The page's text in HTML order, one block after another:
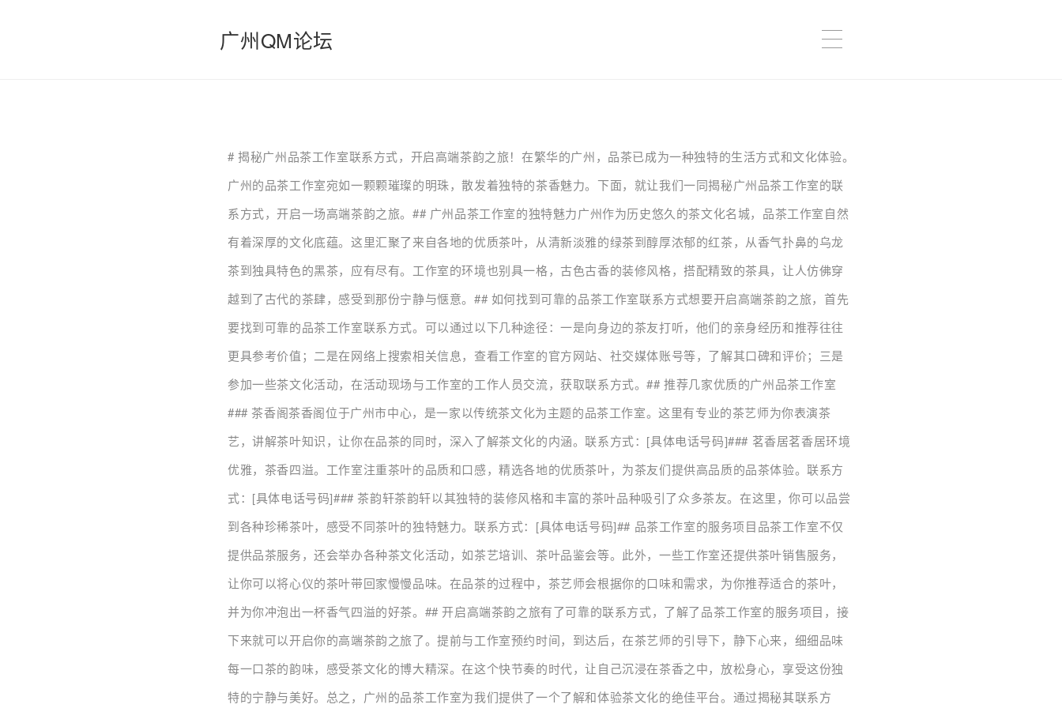
广州QM论坛
# 揭秘广州品茶工作室联系方式，开启高端茶韵之旅！在繁华的广州，品茶已成为一种独特的生活方式和文化体验。
广州的品茶工作室宛如一颗颗璀璨的明珠，散发着独特的茶香魅力。下面，就让我们一同揭秘广州品茶工作室的联
系方式，开启一场高端茶韵之旅。## 广州品茶工作室的独特魅力广州作为历史悠久的茶文化名城，品茶工作室自然
有着深厚的文化底蕴。这里汇聚了来自各地的优质茶叶，从清新淡雅的绿茶到醇厚浓郁的红茶，从香气扑鼻的乌龙
茶到独具特色的黑茶，应有尽有。工作室的环境也别具一格，古色古香的装修风格，搭配精致的茶具，让人仿佛穿
越到了古代的茶肆，感受到那份宁静与惬意。## 如何找到可靠的品茶工作室联系方式想要开启高端茶韵之旅，首先
要找到可靠的品茶工作室联系方式。可以通过以下几种途径：一是向身边的茶友打听，他们的亲身经历和推荐往往
更具参考价值；二是在网络上搜索相关信息，查看工作室的官方网站、社交媒体账号等，了解其口碑和评价；三是
参加一些茶文化活动，在活动现场与工作室的工作人员交流，获取联系方式。## 推荐几家优质的广州品茶工作室
### 茶香阁茶香阁位于广州市中心，是一家以传统茶文化为主题的品茶工作室。这里有专业的茶艺师为你表演茶
艺，讲解茶叶知识，让你在品茶的同时，深入了解茶文化的内涵。联系方式：[具体电话号码]### 茗香居茗香居环境
优雅，茶香四溢。工作室注重茶叶的品质和口感，精选各地的优质茶叶，为茶友们提供高品质的品茶体验。联系方
式：[具体电话号码]### 茶韵轩茶韵轩以其独特的装修风格和丰富的茶叶品种吸引了众多茶友。在这里，你可以品尝
到各种珍稀茶叶，感受不同茶叶的独特魅力。联系方式：[具体电话号码]## 品茶工作室的服务项目品茶工作室不仅
提供品茶服务，还会举办各种茶文化活动，如茶艺培训、茶叶品鉴会等。此外，一些工作室还提供茶叶销售服务，
让你可以将心仪的茶叶带回家慢慢品味。在品茶的过程中，茶艺师会根据你的口味和需求，为你推荐适合的茶叶，
并为你冲泡出一杯香气四溢的好茶。## 开启高端茶韵之旅有了可靠的联系方式，了解了品茶工作室的服务项目，接
下来就可以开启你的高端茶韵之旅了。提前与工作室预约时间，到达后，在茶艺师的引导下，静下心来，细细品味
每一口茶的韵味，感受茶文化的博大精深。在这个快节奏的时代，让自己沉浸在茶香之中，放松身心，享受这份独
特的宁静与美好。总之，广州的品茶工作室为我们提供了一个了解和体验茶文化的绝佳平台。通过揭秘其联系方